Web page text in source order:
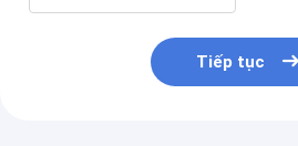
Tiếp tục